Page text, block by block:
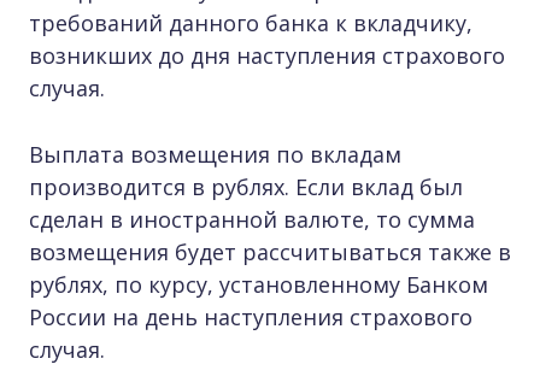
требований данного банка к вкладчику,
возникших до дня наступления страхового
случая.
Выплата возмещения по вкладам
производится в рублях. Если вклад был
сделан в иностранной валюте, то сумма
возмещения будет рассчитываться также в
рублях, по курсу, установленному Банком
России на день наступления страхового
случая.